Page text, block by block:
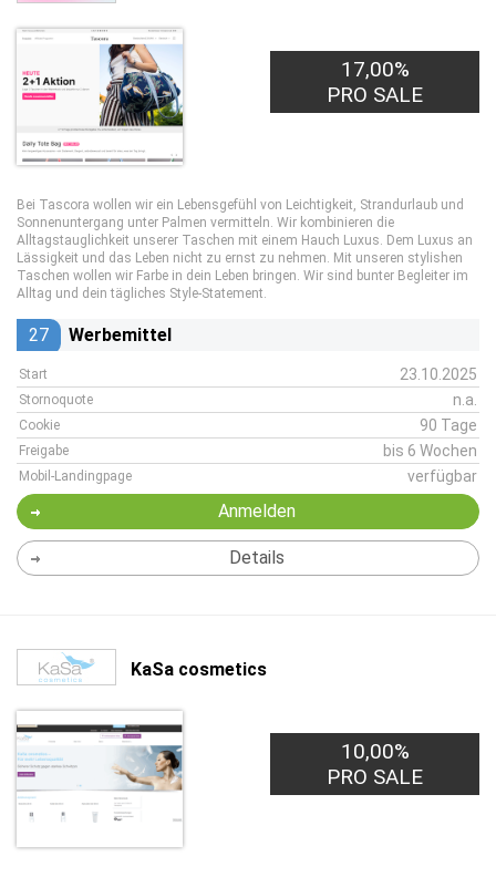
17,00%
PRO SALE
Bei Tascora wollen wir ein Lebensgefühl von Leichtigkeit, Strandurlaub und
Sonnenuntergang unter Palmen vermitteln. Wir kombinieren die
Alltagstauglichkeit unserer Taschen mit einem Hauch Luxus. Dem Luxus an
Lässigkeit und das Leben nicht zu ernst zu nehmen. Mit unseren stylishen
Taschen wollen wir Farbe in dein Leben bringen. Wir sind bunter Begleiter im
Alltag und dein tägliches Style-Statement.
27 Werbemittel
Start 23.10.2025
Stornoquote n.a.
Cookie 90 Tage
Freigabe bis 6 Wochen
Mobil-Landingpage verfügbar
Anmelden
Details
KaSa cosmetics
10,00%
PRO SALE